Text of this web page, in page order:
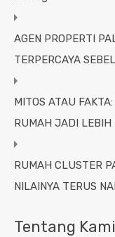
AGEN PROPERTI
TERPERCAYA
MITOS ATAU
RUMAH JADI LEBIH
RUMAH CLUSTER
NILAINYA TERUS
Tentang Kami